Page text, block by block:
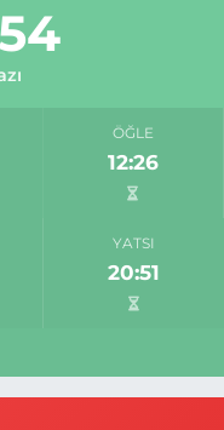
ÖĞLE
12:26
YATSI
20:51